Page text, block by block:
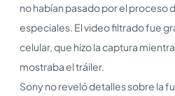
no habían pasado por el proceso
especiales. El video filtrado fue
celular, que hizo la captura
mostraba el tráiler.
Sony no reveló detalles sobre la